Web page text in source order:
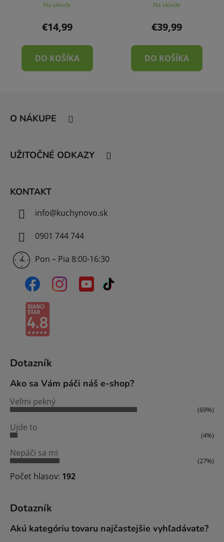
Na sklade
€14,99
DO KOŠÍKA
Na sklade
€39,99
DO KOŠÍKA
O NÁKUPE
UŽITOČNÉ ODKAZY
KONTAKT
info@kuchynovo.sk
0901 744 744
Pon – Pia 8:00-16:30
Dotazník
Ako sa Vám páči náš e-shop?
Veľmi pekný
(69%)
Ujde to
(4%)
Nepáči sa mi
(27%)
Počet hlasov: 192
Dotazník
Akú kategóriu tovaru najčastejšie vyhľadávate?